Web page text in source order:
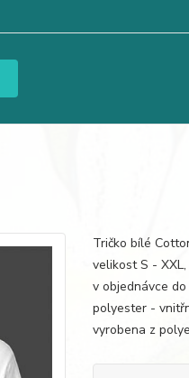
Tričko bílé
velikost S -
v objednávce
polyester -
vyrobena z